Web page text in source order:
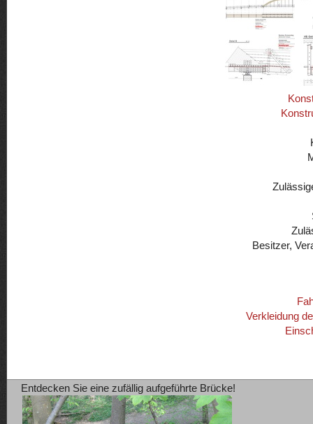
Besitzer,
Verkleidung
Entdecken Sie eine zufällig aufgeführte Brücke!